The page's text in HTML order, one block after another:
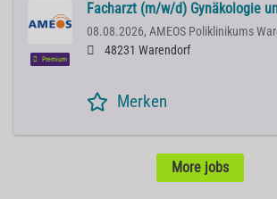
Premium
Facharzt (m/w/d) Gynäkologie
08.08.2026, AMEOS Poliklinikums
48231 Warendorf
Merken
More jobs